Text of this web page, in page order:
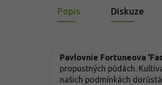
Popis Diskuze
Pavlovnie Fortuneova
propustných půdách.
našich podmínkách